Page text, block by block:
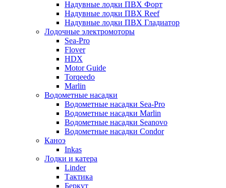
Надувные лодки ПВХ Форт
Надувные лодки ПВХ Reef
Надувные лодки ПВХ Гладиатор
Лодочные электромоторы
Sea-Pro
Flover
HDX
Motor Guide
Torqeedo
Marlin
Водометные насадки
Водометные насадки Sea-Pro
Водометные насадки Marlin
Водометные насадки Seanovo
Водометные насадки Condor
Каноэ
Inkas
Лодки и катера
Linder
Тактика
Беркут